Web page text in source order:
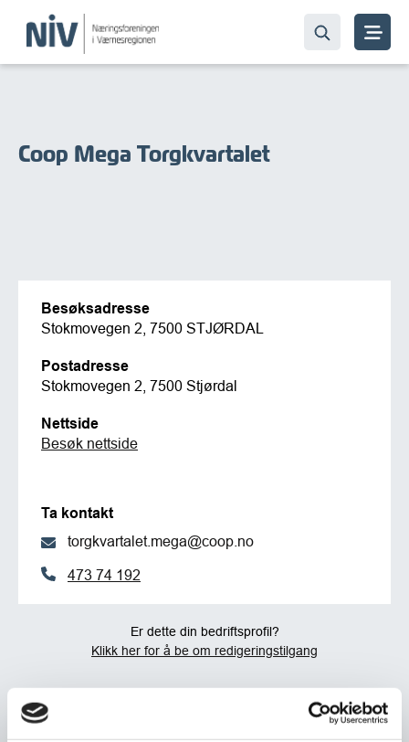
Coop Mega Torgkvartalet
Besøksadresse
Stokmovegen 2, 7500 STJØRDAL
Postadresse
Stokmovegen 2, 7500 Stjørdal
Nettside
Besøk nettside
Ta kontakt
torgkvartalet.mega@coop.no
473 74 192
Er dette din bedriftsprofil?
Klikk her for å be om redigeringstilgang